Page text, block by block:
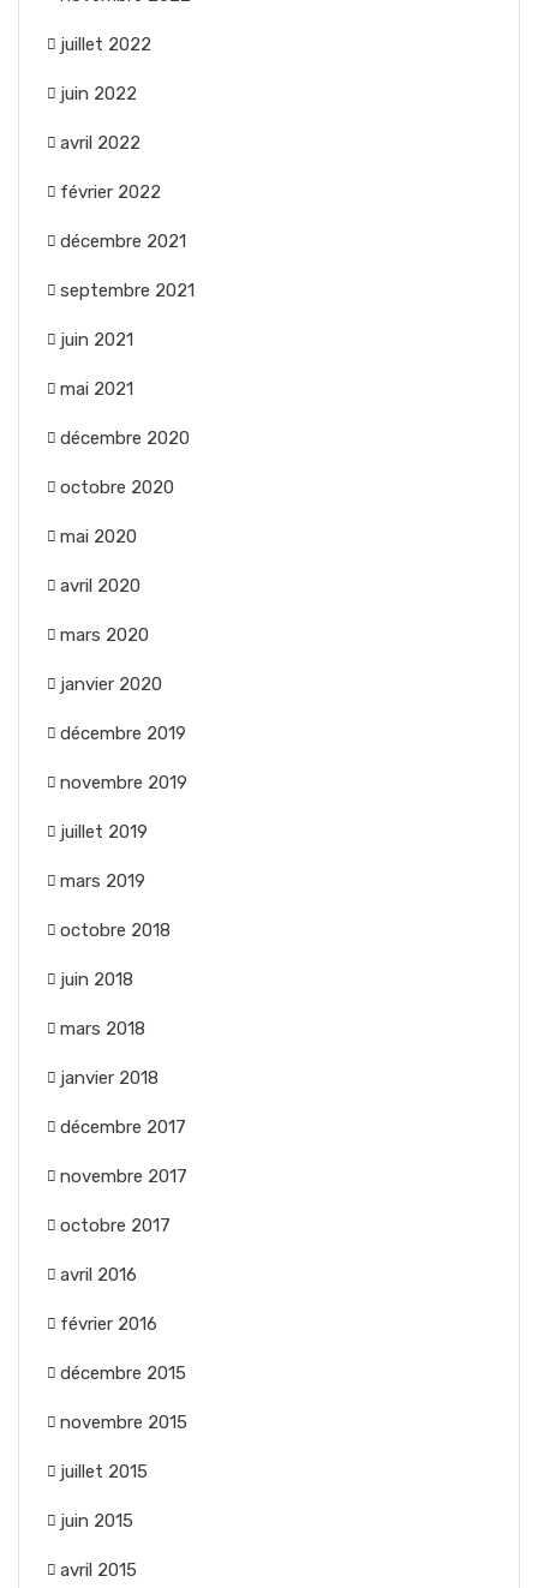
juillet 2022
juin 2022
avril 2022
février 2022
décembre 2021
septembre 2021
juin 2021
mai 2021
décembre 2020
octobre 2020
mai 2020
avril 2020
mars 2020
janvier 2020
décembre 2019
novembre 2019
juillet 2019
mars 2019
octobre 2018
juin 2018
mars 2018
janvier 2018
décembre 2017
novembre 2017
octobre 2017
avril 2016
février 2016
décembre 2015
novembre 2015
juillet 2015
juin 2015
avril 2015